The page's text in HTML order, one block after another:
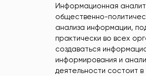
Информационная
общественно-
анализа информации,
практически во всех
создаваться
информирования и
деятельности состоит